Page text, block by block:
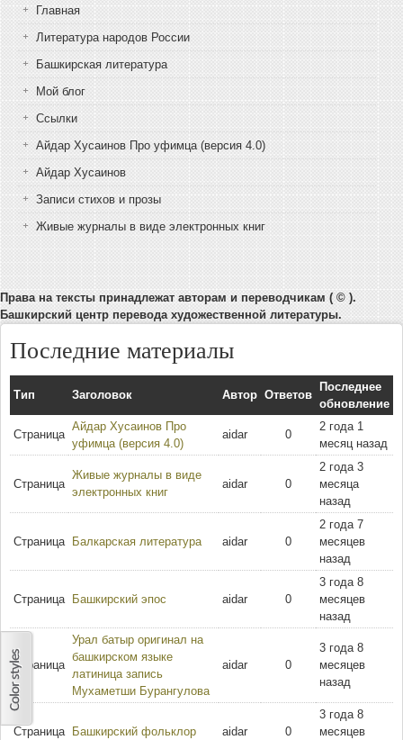
Главная
Литература народов России
Башкирская литература
Мой блог
Ссылки
Айдар Хусаинов Про уфимца (версия 4.0)
Айдар Хусаинов
Записи стихов и прозы
Живые журналы в виде электронных книг
Права на тексты принадлежат авторам и переводчикам ( © ).
Башкирский центр перевода художественной литературы.
Последние материалы
Тип Заголовок Автор Ответов
Последнее
обновление
Страница
Айдар Хусаинов Про
уфимца (версия 4.0)
aidar 0
2 года 1
месяц назад
Страница
Живые журналы в виде
электронных книг
aidar 0
2 года 3
месяца
назад
Страница Балкарская литература aidar 0
2 года 7
месяцев
назад
Страница Башкирский эпос aidar 0
3 года 8
месяцев
назад
Страница
Урал батыр оригинал на
башкирском языке
латиница запись
Мухаметши Бурангулова
aidar 0
3 года 8
месяцев
назад
Страница Башкирский фольклор aidar 0
3 года 8
месяцев